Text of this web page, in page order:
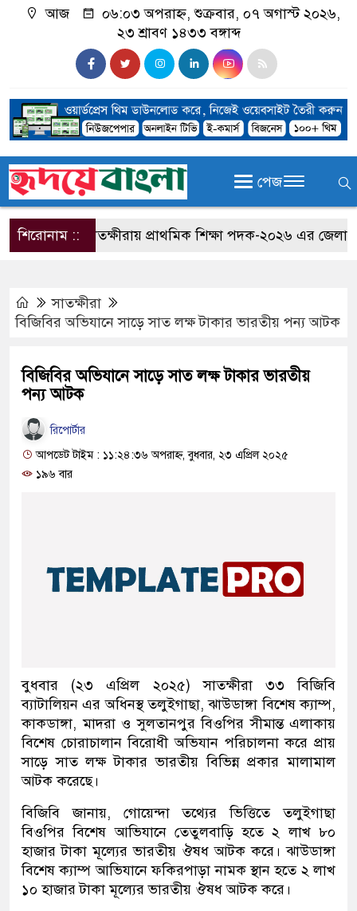
আজ
০৬:০৩ অপরাহ্ন, শুক্রবার, ০৭ অগাস্ট ২০২৬,
২৩ শ্রাবণ ১৪৩৩ বঙ্গাব্দ
পেজ
শিরোনাম ::সাতক্ষীরায় প্রাথমিক শিক্ষা পদক-২০২৬ এর জেলা
সাতক্ষীরা
বিজিবির অভিযানে সাড়ে সাত লক্ষ টাকার ভারতীয় পন্য আটক
বিজিবির অভিযানে সাড়ে সাত লক্ষ টাকার ভারতীয়
পন্য আটক
রিপোর্টার
আপডেট টাইম : ১১:২৪:৩৬ অপরাহ্ন, বুধবার, ২৩ এপ্রিল ২০২৫
১৯৬ বার
বুধবার (২৩ এপ্রিল ২০২৫) সাতক্ষীরা ৩৩ বিজিবি
ব্যাটালিয়ন এর অধিনস্থ তলুইগাছা, ঝাউডাঙ্গা বিশেষ ক্যাম্প,
কাকডাঙ্গা, মাদরা ও সুলতানপুর বিওপির সীমান্ত এলাকায়
বিশেষ চোরাচালান বিরোধী অভিযান পরিচালনা করে প্রায়
সাড়ে সাত লক্ষ টাকার ভারতীয় বিভিন্ন প্রকার মালামাল
আটক করেছে।
বিজিবি জানায়, গোয়েন্দা তথ্যের ভিত্তিতে তলুইগাছা
বিওপির বিশেষ আভিযানে তেতুলবাড়ি হতে ২ লাখ ৮০
হাজার টাকা মূল্যের ভারতীয় ঔষধ আটক করে। ঝাউডাঙ্গা
বিশেষ ক্যাম্প আভিযানে ফকিরপাড়া নামক স্থান হতে ২ লাখ
১০ হাজার টাকা মূল্যের ভারতীয় ঔষধ আটক করে।